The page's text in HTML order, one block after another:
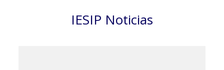
IESIP Noticias